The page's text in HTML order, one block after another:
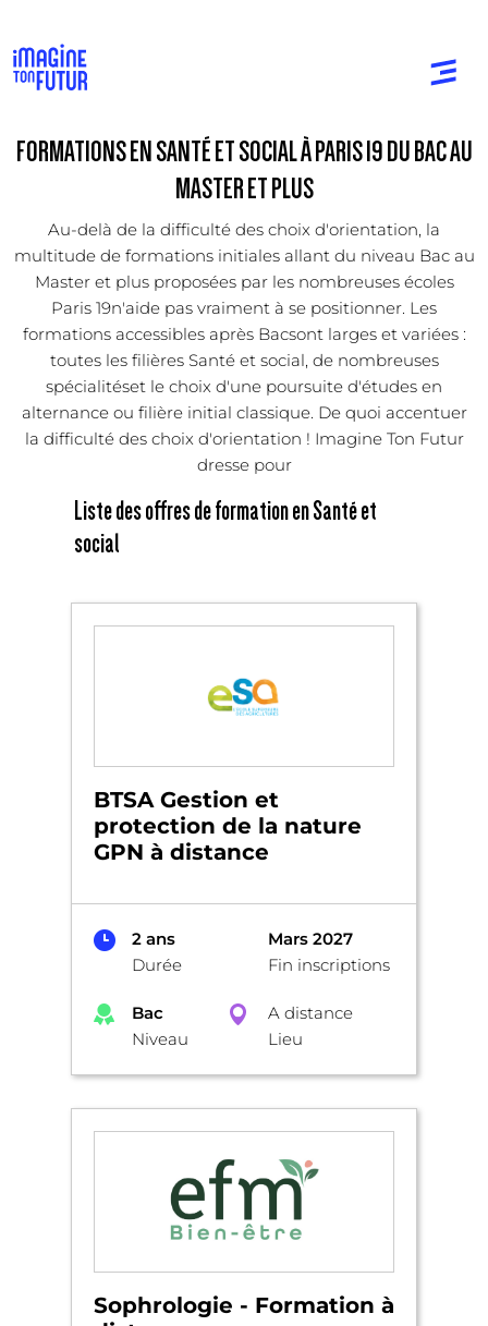
FORMATIONS EN SANTÉ ET SOCIAL À PARIS 19 DU BAC AU
MASTER ET PLUS
Au-delà de la difficulté des choix d'orientation, la
multitude de formations initiales allant du niveau Bac au
Master et plus proposées par les nombreuses écoles
Paris 19n'aide pas vraiment à se positionner. Les
formations accessibles après Bacsont larges et variées :
toutes les filières Santé et social, de nombreuses
spécialitéset le choix d'une poursuite d'études en
alternance ou filière initial classique. De quoi accentuer
la difficulté des choix d'orientation ! Imagine Ton Futur
dresse pour
Liste des offres de formation en Santé et
social
BTSA Gestion et
protection de la nature
GPN à distance
2 ans
Durée
Mars 2027
Fin inscriptions
Bac
Niveau
A distance
Lieu
Sophrologie - Formation à